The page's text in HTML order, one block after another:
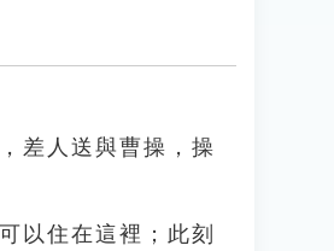
差人送與曹操，操
以住在這裡；此刻